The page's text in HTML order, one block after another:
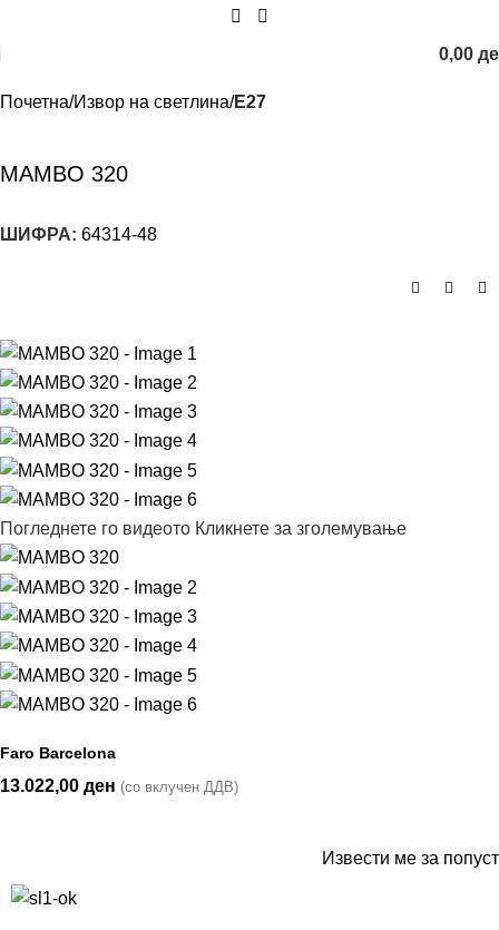
0,00
Почетна Извор на светлина E27
MAMBO 320
ШИФРА: 64314-48
Погледнете го видеото Кликнете за зголемување
Faro Barcelona
13.022,00 ден (со вклучен ДДВ)
Извести ме за попуст